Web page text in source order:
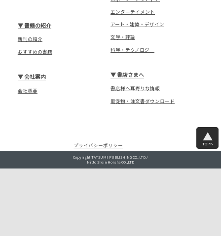
エンターテイメント
アート・建築・デザイン
文学・評論
科学・テクノロジー
▼書籍の紹介
新刊の紹介
おすすめの書籍
▼書店さまへ
書店様へ耳寄りな情報
販促物・注文書ダウンロード
▼会社案内
会社概要
プライバシーポリシー TOPへ
Copyright TATSUMI PUBLISHING CO.,LTD./
Nitto Shoin Honsha CO.,LTD